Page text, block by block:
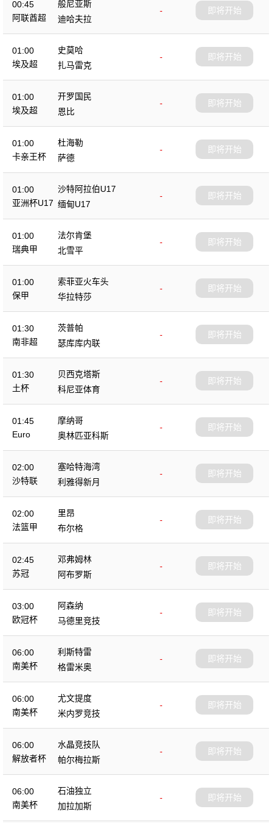
00:45
阿联酋超
般尼亚斯
-
迪哈夫拉
即将开始
01:00
埃及超
史莫哈
-
扎马雷克
即将开始
01:00
埃及超
开罗国民
-
恩比
即将开始
01:00
卡亲王杯
杜海勒
-
萨德
即将开始
01:00
亚洲杯U17
沙特阿拉伯U17
-
缅甸U17
即将开始
01:00
瑞典甲
法尔肯堡
-
北雪平
即将开始
01:00
保甲
索菲亚火车头
-
华拉特莎
即将开始
01:30
南非超
茨普帕
-
瑟库库内联
即将开始
01:30
土杯
贝西克塔斯
-
科尼亚体育
即将开始
01:45
Euro
摩纳哥
-
奥林匹亚科斯
即将开始
02:00
沙特联
塞哈特海湾
-
利雅得新月
即将开始
02:00
法篮甲
里昂
-
布尔格
即将开始
02:45
苏冠
邓弗姆林
-
阿布罗斯
即将开始
03:00
欧冠杯
阿森纳
-
马德里竞技
即将开始
06:00
南美杯
利斯特雷
-
格雷米奥
即将开始
06:00
南美杯
尤文提度
-
米内罗竞技
即将开始
06:00
解放者杯
水晶竞技队
-
帕尔梅拉斯
即将开始
06:00
南美杯
石油独立
-
加拉加斯
即将开始